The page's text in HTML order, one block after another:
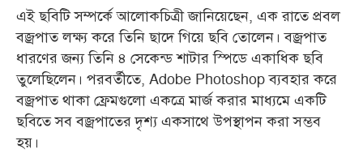
এই ছবিটি সম্পর্কে আলোকচিত্রী জানিয়েছেন, এক রাতে প্রবল
বজ্রপাত লক্ষ্য করে তিনি ছাদে গিয়ে ছবি তোলেন। বজ্রপাত
ধারণের জন্য তিনি ৪ সেকেন্ড শাটার স্পিডে একাধিক ছবি
তুলেছিলেন। পরবর্তীতে, Adobe Photoshop ব্যবহার করে
বজ্রপাত থাকা ফ্রেমগুলো একত্রে মার্জ করার মাধ্যমে একটি
ছবিতে সব বজ্রপাতের দৃশ্য একসাথে উপস্থাপন করা সম্ভব
হয়।